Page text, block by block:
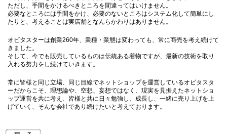
ただし、手間をかけるべきところを間違ってはいけません。
必要なところには手間をかけ、必要のないところはシステム化して簡単にし
たりと、考えることは実店舗となんらかわりはありません。
オビタスターは創業260年、業種・業態は変わっても、常に商売を考え続けて
きました。
そして、今でも販売しているものは伝統ある着物ですが、最新の技術を取り
入れる努力をし続けていきます。
常に皆様と同じ立場、同じ目線でネットショップを運営しているオビタスタ
ーだからこそ、理想論や、空想、妄想ではなく、現実を見据えたネットショ
ップ運営を共に考え、皆様と共に日々勉強し、成長し、一緒に売り上げを上
げていく、そんな会社であり続けたいと考えております。